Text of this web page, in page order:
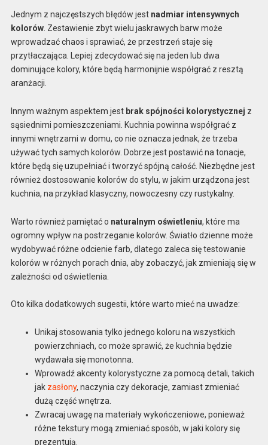
Jednym z najczęstszych błędów jest nadmiar intensywnych
kolorów. Zestawienie zbyt wielu jaskrawych barw może
wprowadzać chaos i sprawiać, że przestrzeń staje się
przytłaczająca. Lepiej zdecydować się na jeden lub dwa
dominujące kolory, które będą harmonijnie współgrać z resztą
aranżacji.
Innym ważnym aspektem jest brak spójności kolorystycznej z
sąsiednimi pomieszczeniami. Kuchnia powinna współgrać z
innymi wnętrzami w domu, co nie oznacza jednak, że trzeba
używać tych samych kolorów. Dobrze jest postawić na tonacje,
które będą się uzupełniać i tworzyć spójną całość. Niezbędne jest
również dostosowanie kolorów do stylu, w jakim urządzona jest
kuchnia, na przykład klasyczny, nowoczesny czy rustykalny.
Warto również pamiętać o naturalnym oświetleniu, które ma
ogromny wpływ na postrzeganie kolorów. Światło dzienne może
wydobywać różne odcienie farb, dlatego zaleca się testowanie
kolorów w różnych porach dnia, aby zobaczyć, jak zmieniają się w
zależności od oświetlenia.
Oto kilka dodatkowych sugestii, które warto mieć na uwadze:
Unikaj stosowania tylko jednego koloru na wszystkich
powierzchniach, co może sprawić, że kuchnia będzie
wydawała się monotonna.
Wprowadź akcenty kolorystyczne za pomocą detali, takich
jak zasłony, naczynia czy dekoracje, zamiast zmieniać
dużą część wnętrza.
Zwracaj uwagę na materiały wykończeniowe, ponieważ
różne tekstury mogą zmieniać sposób, w jaki kolory się
prezentują.